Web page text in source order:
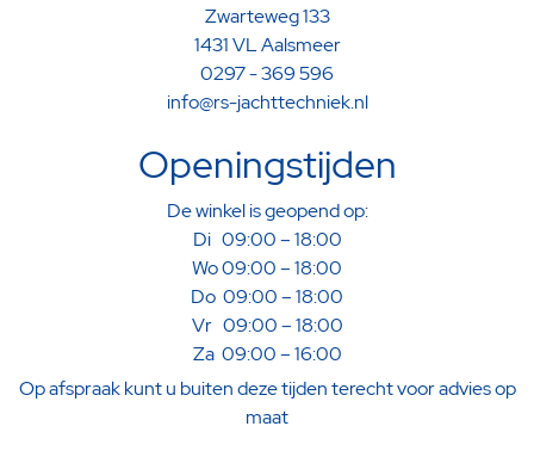
Zwarteweg 133
1431 VL Aalsmeer
0297 - 369 596
info@rs-jachttechniek.nl
Openingstijden
De winkel is geopend op:
Di 09:00 – 18:00
Wo 09:00 – 18:00
Do 09:00 – 18:00
Vr 09:00 – 18:00
Za 09:00 – 16:00
Op afspraak kunt u buiten deze tijden terecht voor advies op
maat